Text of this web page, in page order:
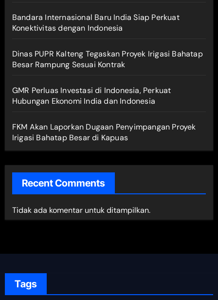
Bandara Internasional Baru India Siap Perkuat
Konektivitas dengan Indonesia
Dinas PUPR Kalteng Tegaskan Proyek Irigasi Bahatap
Besar Rampung Sesuai Kontrak
GMR Perluas Investasi di Indonesia, Perkuat
Hubungan Ekonomi India dan Indonesia
FKM Akan Laporkan Dugaan Penyimpangan Proyek
Irigasi Bahatap Besar di Kapuas
Recent Comments
Tidak ada komentar untuk ditampilkan.
Tags